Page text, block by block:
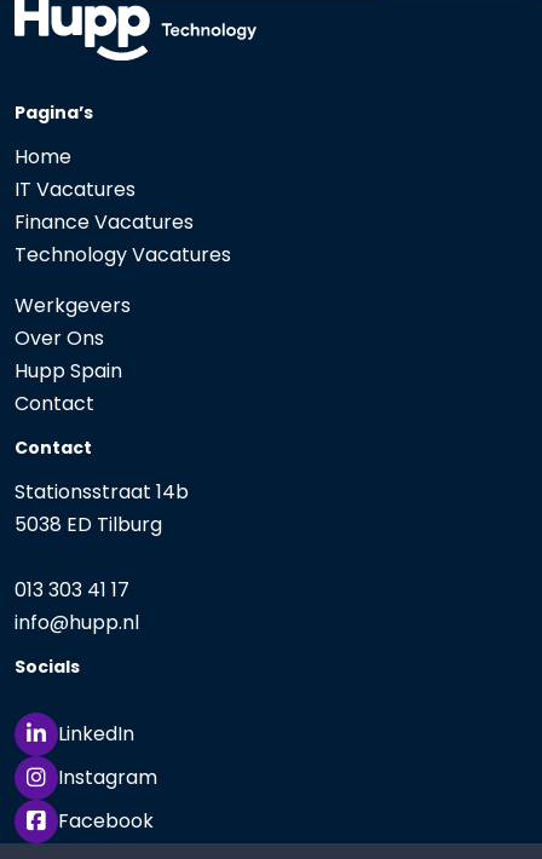
Pagina’s
Home
IT Vacatures
Finance Vacatures
Technology Vacatures
Werkgevers
Over Ons
Hupp Spain
Contact
Contact
Stationsstraat 14b
5038 ED Tilburg
013 303 41 17
info@hupp.nl
Socials
LinkedIn
Instagram
Facebook